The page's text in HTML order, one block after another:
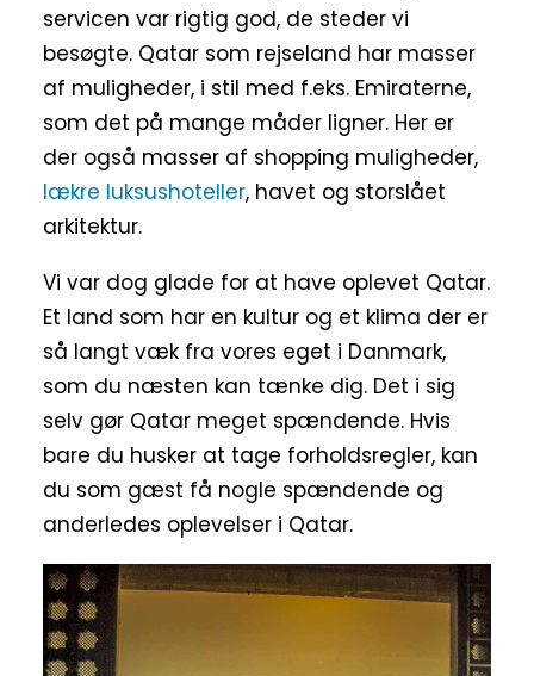
servicen var rigtig god, de steder vi
besøgte. Qatar som rejseland har masser
af muligheder, i stil med f.eks. Emiraterne,
som det på mange måder ligner. Her er
der også masser af shopping muligheder,
lækre luksushoteller, havet og storslået
arkitektur.
Vi var dog glade for at have oplevet Qatar.
Et land som har en kultur og et klima der er
så langt væk fra vores eget i Danmark,
som du næsten kan tænke dig. Det i sig
selv gør Qatar meget spændende. Hvis
bare du husker at tage forholdsregler, kan
du som gæst få nogle spændende og
anderledes oplevelser i Qatar.